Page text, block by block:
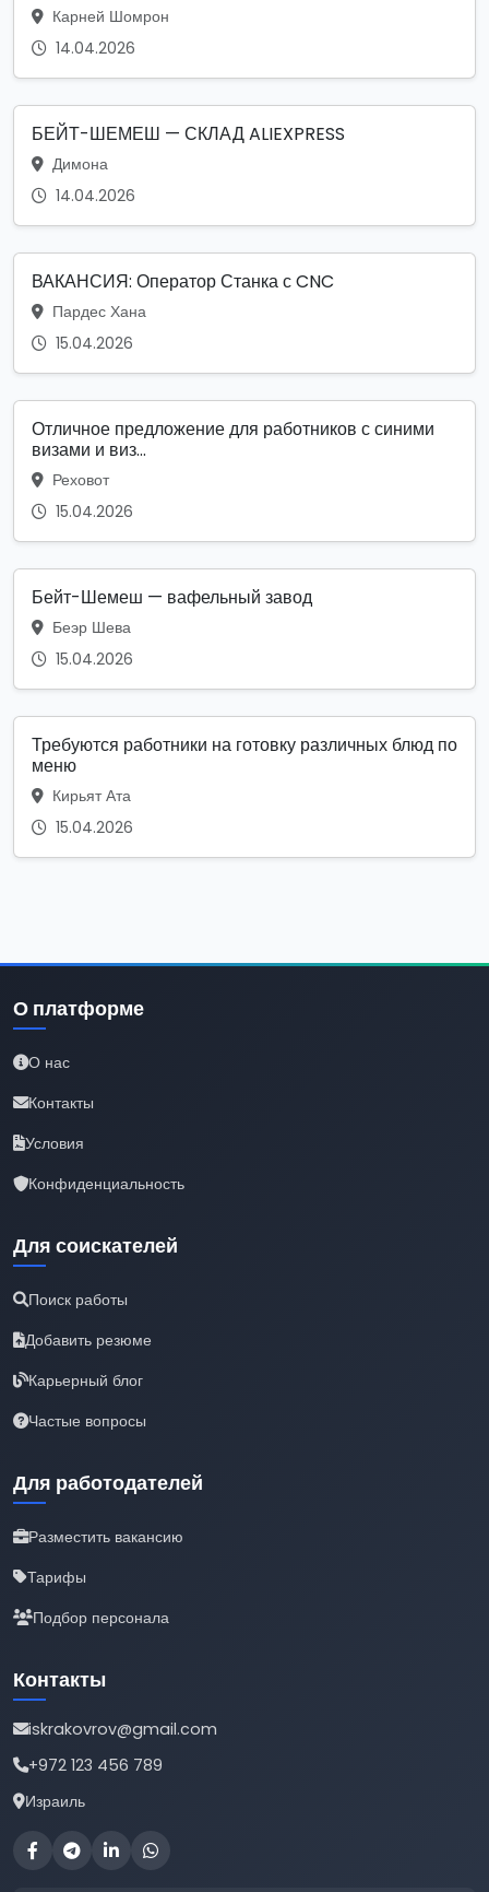
Карней Шомрон
14.04.2026
БЕЙТ-ШЕМЕШ — СКЛАД ALIEXPRESS
Димона
14.04.2026
ВАКАНСИЯ: Оператор Станка с CNC
Пардес Хана
15.04.2026
Отличное предложение для работников с синими
визами и виз...
Реховот
15.04.2026
Бейт-Шемеш — вафельный завод
Беэр Шева
15.04.2026
Требуются работники на готовку различных блюд по
меню
Кирьят Ата
15.04.2026
О платформе
О нас
Контакты
Условия
Конфиденциальность
Для соискателей
Поиск работы
Добавить резюме
Карьерный блог
Частые вопросы
Для работодателей
Разместить вакансию
Тарифы
Подбор персонала
Контакты
iskrakovrov@gmail.com
+972 123 456 789
Израиль